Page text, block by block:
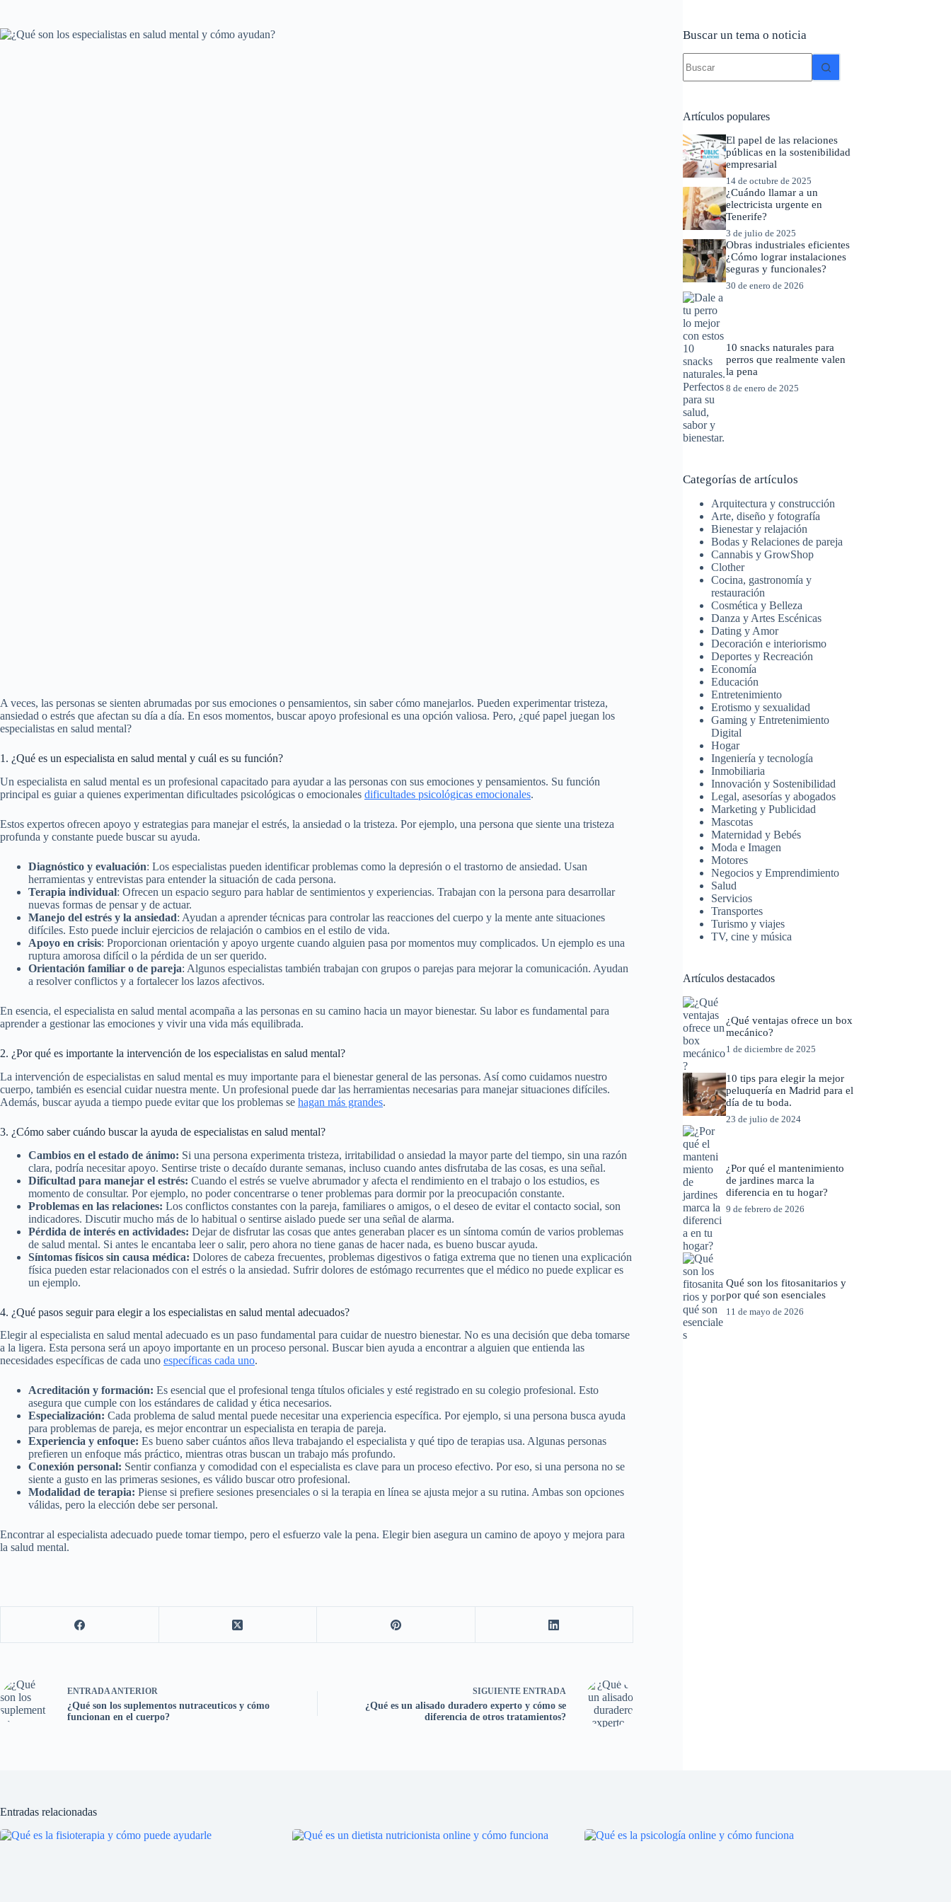
A veces, las personas se sienten abrumadas por sus emociones o pensamientos, sin saber cómo manejarlos. Pueden experimentar tristeza,
ansiedad o estrés que afectan su día a día. En esos momentos, buscar apoyo profesional es una opción valiosa. Pero, ¿qué papel juegan los
especialistas en salud mental?
1. ¿Qué es un especialista en salud mental y cuál es su función?
Un especialista en salud mental es un profesional capacitado para ayudar a las personas con sus emociones y pensamientos. Su función
principal es guiar a quienes experimentan dificultades psicológicas o emocionales dificultades psicológicas emocionales.
Estos expertos ofrecen apoyo y estrategias para manejar el estrés, la ansiedad o la tristeza. Por ejemplo, una persona que siente una tristeza
profunda y constante puede buscar su ayuda.
Diagnóstico y evaluación: Los especialistas pueden identificar problemas como la depresión o el trastorno de ansiedad. Usan
herramientas y entrevistas para entender la situación de cada persona.
Terapia individual: Ofrecen un espacio seguro para hablar de sentimientos y experiencias. Trabajan con la persona para desarrollar
nuevas formas de pensar y de actuar.
Manejo del estrés y la ansiedad: Ayudan a aprender técnicas para controlar las reacciones del cuerpo y la mente ante situaciones
difíciles. Esto puede incluir ejercicios de relajación o cambios en el estilo de vida.
Apoyo en crisis: Proporcionan orientación y apoyo urgente cuando alguien pasa por momentos muy complicados. Un ejemplo es una
ruptura amorosa difícil o la pérdida de un ser querido.
Orientación familiar o de pareja: Algunos especialistas también trabajan con grupos o parejas para mejorar la comunicación. Ayudan
a resolver conflictos y a fortalecer los lazos afectivos.
En esencia, el especialista en salud mental acompaña a las personas en su camino hacia un mayor bienestar. Su labor es fundamental para
aprender a gestionar las emociones y vivir una vida más equilibrada.
2. ¿Por qué es importante la intervención de los especialistas en salud mental?
La intervención de especialistas en salud mental es muy importante para el bienestar general de las personas. Así como cuidamos nuestro
cuerpo, también es esencial cuidar nuestra mente. Un profesional puede dar las herramientas necesarias para manejar situaciones difíciles.
Además, buscar ayuda a tiempo puede evitar que los problemas se hagan más grandes.
3. ¿Cómo saber cuándo buscar la ayuda de especialistas en salud mental?
Cambios en el estado de ánimo: Si una persona experimenta tristeza, irritabilidad o ansiedad la mayor parte del tiempo, sin una razón
clara, podría necesitar apoyo. Sentirse triste o decaído durante semanas, incluso cuando antes disfrutaba de las cosas, es una señal.
Dificultad para manejar el estrés: Cuando el estrés se vuelve abrumador y afecta el rendimiento en el trabajo o los estudios, es
momento de consultar. Por ejemplo, no poder concentrarse o tener problemas para dormir por la preocupación constante.
Problemas en las relaciones: Los conflictos constantes con la pareja, familiares o amigos, o el deseo de evitar el contacto social, son
indicadores. Discutir mucho más de lo habitual o sentirse aislado puede ser una señal de alarma.
Pérdida de interés en actividades: Dejar de disfrutar las cosas que antes generaban placer es un síntoma común de varios problemas
de salud mental. Si antes le encantaba leer o salir, pero ahora no tiene ganas de hacer nada, es bueno buscar ayuda.
Síntomas físicos sin causa médica: Dolores de cabeza frecuentes, problemas digestivos o fatiga extrema que no tienen una explicación
física pueden estar relacionados con el estrés o la ansiedad. Sufrir dolores de estómago recurrentes que el médico no puede explicar es
un ejemplo.
4. ¿Qué pasos seguir para elegir a los especialistas en salud mental adecuados?
Elegir al especialista en salud mental adecuado es un paso fundamental para cuidar de nuestro bienestar. No es una decisión que deba tomarse
a la ligera. Esta persona será un apoyo importante en un proceso personal. Buscar bien ayuda a encontrar a alguien que entienda las
necesidades específicas de cada uno específicas cada uno.
Acreditación y formación: Es esencial que el profesional tenga títulos oficiales y esté registrado en su colegio profesional. Esto
asegura que cumple con los estándares de calidad y ética necesarios.
Especialización: Cada problema de salud mental puede necesitar una experiencia específica. Por ejemplo, si una persona busca ayuda
para problemas de pareja, es mejor encontrar un especialista en terapia de pareja.
Experiencia y enfoque: Es bueno saber cuántos años lleva trabajando el especialista y qué tipo de terapias usa. Algunas personas
prefieren un enfoque más práctico, mientras otras buscan un trabajo más profundo.
Conexión personal: Sentir confianza y comodidad con el especialista es clave para un proceso efectivo. Por eso, si una persona no se
siente a gusto en las primeras sesiones, es válido buscar otro profesional.
Modalidad de terapia: Piense si prefiere sesiones presenciales o si la terapia en línea se ajusta mejor a su rutina. Ambas son opciones
válidas, pero la elección debe ser personal.
Encontrar al especialista adecuado puede tomar tiempo, pero el esfuerzo vale la pena. Elegir bien asegura un camino de apoyo y mejora para
la salud mental.
ENTRADA ANTERIOR
¿Qué son los suplementos nutraceuticos y cómo
funcionan en el cuerpo?
SIGUIENTEENTRADA
¿Qué es un alisado duradero experto y cómo se
diferencia de otros tratamientos?
Buscar un tema o noticia
resultados
Artículos populares
El papel de las relaciones
públicas en la sostenibilidad
empresarial
14 de octubre de 2025
¿Cuándo llamar a un
electricista urgente en
Tenerife?
3 de julio de 2025
Obras industriales eficientes
¿Cómo lograr instalaciones
seguras y funcionales?
30 de enero de 2026
10 snacks naturales para
perros que realmente valen
la pena
8 de enero de 2025
Categorías de artículos
Arquitectura y construcción
Arte, diseño y fotografía
Bienestar y relajación
Bodas y Relaciones de pareja
Cannabis y GrowShop
Clother
Cocina, gastronomía y
restauración
Cosmética y Belleza
Danza y Artes Escénicas
Dating y Amor
Decoración e interiorismo
Deportes y Recreación
Economía
Educación
Entretenimiento
Erotismo y sexualidad
Gaming y Entretenimiento
Digital
Hogar
Ingeniería y tecnología
Inmobiliaria
Innovación y Sostenibilidad
Legal, asesorías y abogados
Marketing y Publicidad
Mascotas
Maternidad y Bebés
Moda e Imagen
Motores
Negocios y Emprendimiento
Salud
Servicios
Transportes
Turismo y viajes
TV, cine y música
Artículos destacados
¿Qué ventajas ofrece un box
mecánico?
1 de diciembre de 2025
10 tips para elegir la mejor
peluquería en Madrid para el
día de tu boda.
23 de julio de 2024
¿Por qué el mantenimiento
de jardines marca la
diferencia en tu hogar?
9 de febrero de 2026
Qué son los fitosanitarios y
por qué son esenciales
11 de mayo de 2026
Entradas relacionadas